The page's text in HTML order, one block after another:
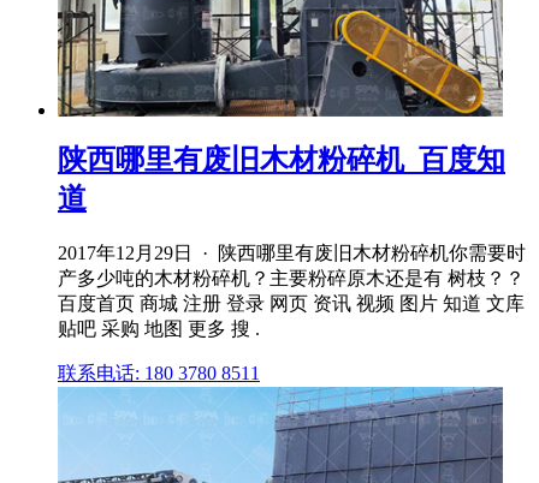
陕西哪里有废旧木材粉碎机_百度知
道
2017年12月29日 · 陕西哪里有废旧木材粉碎机你需要时
产多少吨的木材粉碎机？主要粉碎原木还是有 树枝？？
百度首页 商城 注册 登录 网页 资讯 视频 图片 知道 文库
贴吧 采购 地图 更多 搜 .
联系电话: 180 3780 8511